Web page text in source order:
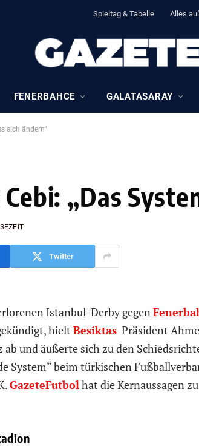
Spieltag & Tabelle Alles
FENERBAHCE GALATASARAY
sich ändern“
„Das
Twitter
Istanbul-Derby gegen
hielt Besiktas-Präsident
ab und äußerte sich zu den
System“ beim türkischen
GazeteFutbolhat die Kernaussagen